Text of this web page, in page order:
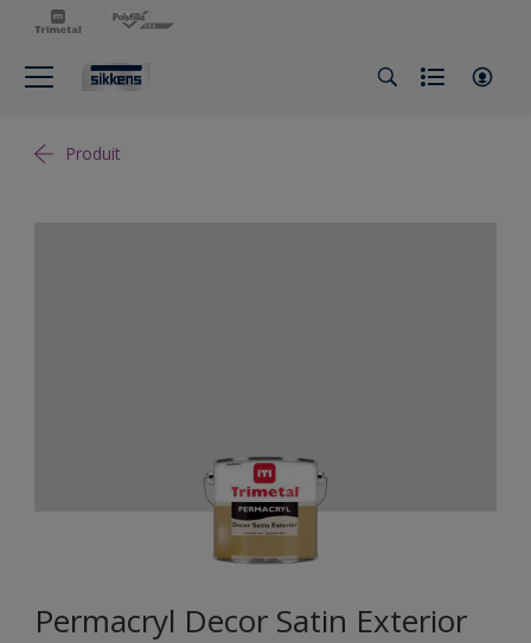
Produit
Permacryl Decor Satin Exterior